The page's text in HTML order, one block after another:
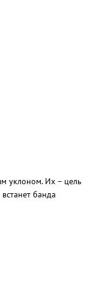
уклоном. Их – цель
банда